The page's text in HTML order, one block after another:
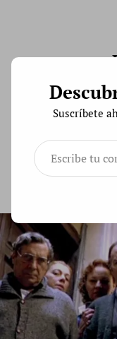
principal
Consulta: tengo
Suscríbete
Escribe
tu
correo
electrónico…